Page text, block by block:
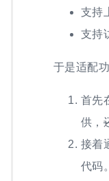
支持
支持
于是适配
首先
供，
接着
代码。